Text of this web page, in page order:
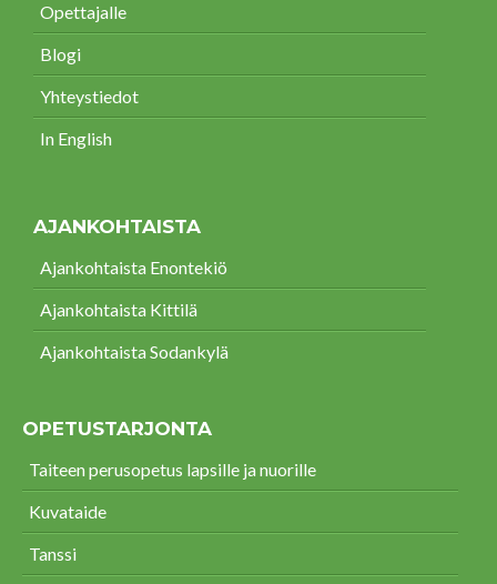
Opettajalle
Blogi
Yhteystiedot
In English
AJANKOHTAISTA
Ajankohtaista Enontekiö
Ajankohtaista Kittilä
Ajankohtaista Sodankylä
OPETUSTARJONTA
Taiteen perusopetus lapsille ja nuorille
Kuvataide
Tanssi